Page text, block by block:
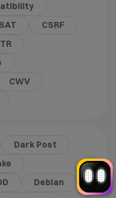
CSRF
CWV
Dark Post
Debian
W czym mogę pomóc?
Wybór hostingu